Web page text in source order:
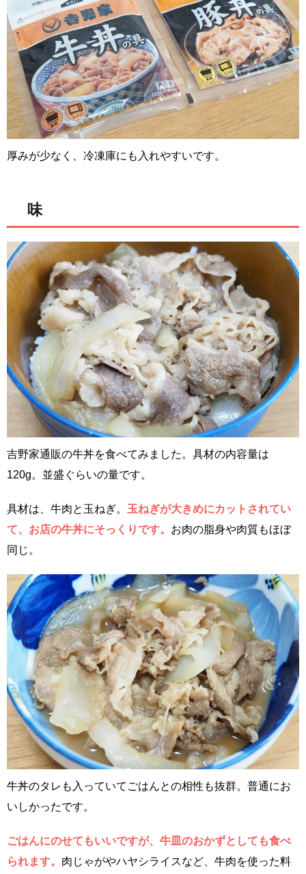
厚みが少なく、冷凍庫にも入れやすいです。
味
吉野家通販の牛丼を食べてみました。具材の内容量は
120g。並盛ぐらいの量です。
具材は、牛肉と玉ねぎ。 玉ねぎが大きめにカットされてい
て、お店の牛丼にそっくりです。 お肉の脂身や肉質もほぼ
同じ。
牛丼のタレも入っていてごはんとの相性も抜群。普通にお
いしかったです。
ごはんにのせてもいいですが、牛皿のおかずとしても食べ
られます。 肉じゃがやハヤシライスなど、牛肉を使った料